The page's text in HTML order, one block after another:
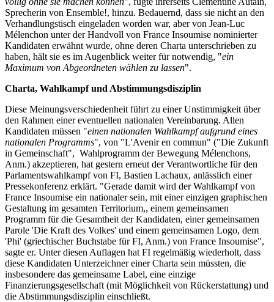
Sprecherin von Ensemble!, hinzu. Bedauernd, dass sie nicht an den
Verhandlungstisch eingeladen worden war, aber von Jean-Luc
Mélenchon unter der Handvoll von France Insoumise nominierter
Kandidaten erwähnt wurde, ohne deren Charta unterschrieben zu
haben, hält sie es im Augenblick weiter für notwendig, "ein
Maximum von Abgeordneten wählen zu lassen".
Charta, Wahlkampf und Abstimmungsdisziplin
Diese Meinungsverschiedenheit führt zu einer Unstimmigkeit über
den Rahmen einer eventuellen nationalen Vereinbarung. Allen
Kandidaten müssen "einen nationalen Wahlkampf aufgrund eines
nationalen Programms", von "L'Avenir en commun" ("Die Zukunft
in Gemeinschaft", Wahlprogramm der Bewegung Mélenchons,
Anm.) akzeptieren, hat gestern erneut der Verantwortliche für den
Parlamentswahlkampf von FI, Bastien Lachaux, anlässlich einer
Pressekonferenz erklärt. "Gerade damit wird der Wahlkampf von
France Insoumise ein nationaler sein, mit einer einzigen graphischen
Gestaltung im gesamten Territorium,, einem gemeinsamen
Programm für die Gesamtheit der Kandidaten, einer gemeinsamen
Parole 'Die Kraft des Volkes' und einem gemeinsamen Logo, dem
'Phi' (griechischer Buchstabe für FI, Anm.) von France Insoumise",
sagte er. Unter diesen Auflagen hat FI regelmäßig wiederholt, dass
diese Kandidaten Unterzeichner einer Charta sein müssten, die
insbesondere das gemeinsame Label, eine einzige
Finanzierungsgesellschaft (mit Möglichkeit von Rückerstattung) und
die Abstimmungsdisziplin einschließt.